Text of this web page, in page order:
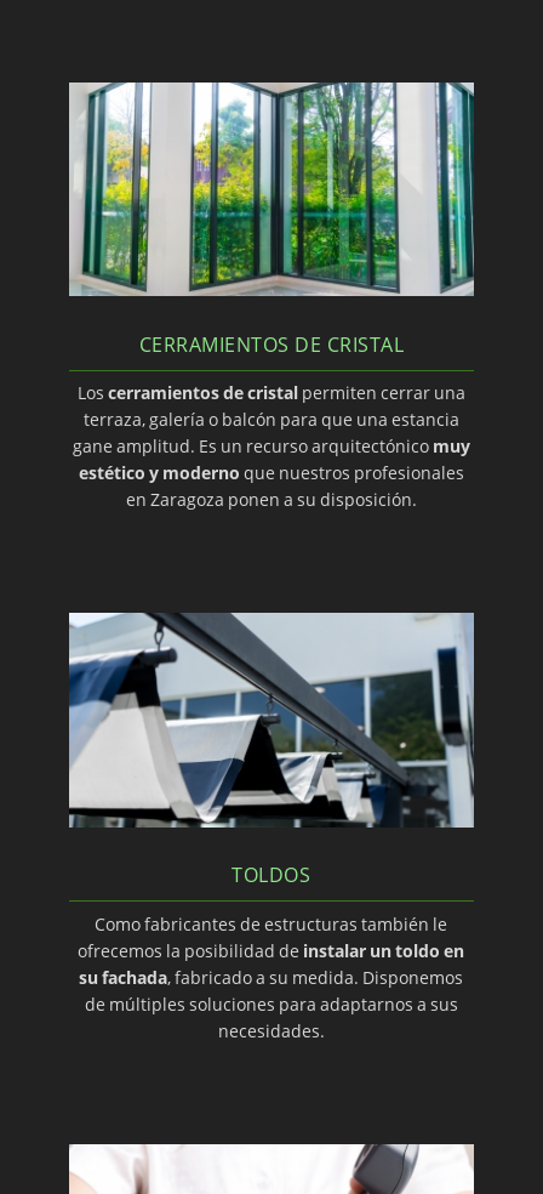
CERRAMIENTOS DE CRISTAL
Los cerramientos de cristalpermiten cerrar una
terraza, galería o balcón para que una estancia
gane amplitud. Es un recurso arquitectónico muy
estético y moderno que nuestros profesionales
en Zaragoza ponen a su disposición.
TOLDOS
Como fabricantes de estructuras también le
ofrecemos la posibilidad de instalar un toldo en
su fachada, fabricado a su medida. Disponemos
de múltiples soluciones para adaptarnos a sus
necesidades.